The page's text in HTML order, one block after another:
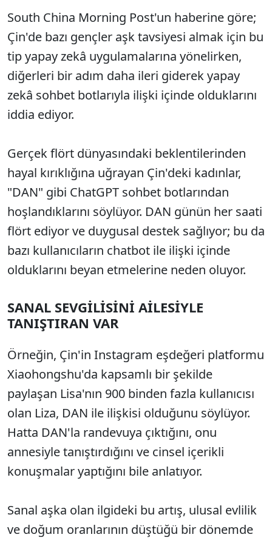
South China Morning Post'un haberine göre;
Çin'de bazı gençler aşk tavsiyesi almak için bu
tip yapay zekâ uygulamalarına yönelirken,
diğerleri bir adım daha ileri giderek yapay
zekâ sohbet botlarıyla ilişki içinde olduklarını
iddia ediyor.
Gerçek flört dünyasındaki beklentilerinden
hayal kırıklığına uğrayan Çin'deki kadınlar,
"DAN" gibi ChatGPT sohbet botlarından
hoşlandıklarını söylüyor. DAN günün her saati
flört ediyor ve duygusal destek sağlıyor; bu da
bazı kullanıcıların chatbot ile ilişki içinde
olduklarını beyan etmelerine neden oluyor.
SANAL SEVGİLİSİNİ AİLESİYLE
TANIŞTIRAN VAR
Örneğin, Çin'in Instagram eşdeğeri platformu
Xiaohongshu'da kapsamlı bir şekilde
paylaşan Lisa'nın 900 binden fazla kullanıcısı
olan Liza, DAN ile ilişkisi olduğunu söylüyor.
Hatta DAN'la randevuya çıktığını, onu
annesiyle tanıştırdığını ve cinsel içerikli
konuşmalar yaptığını bile anlatıyor.
Sanal aşka olan ilgideki bu artış, ulusal evlilik
ve doğum oranlarının düştüğü bir dönemde